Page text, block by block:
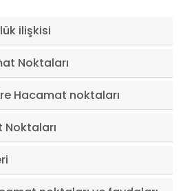
ilişkisi
Noktaları
Hacamat noktaları